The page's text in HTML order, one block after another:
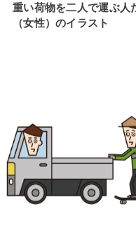
重い荷物を二人で運ぶ人
（女性）のイラスト